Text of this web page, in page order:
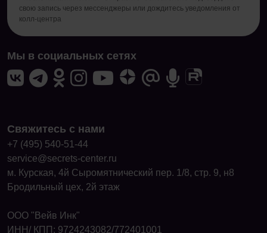
свою запись через мессенджеры или дождитесь уведомления от
колл-центра
Мы в социальных сетях
Свяжитесь с нами
+7 (495) 540-51-44
service@secrets-center.ru
м. Курская, 4й Сыромятнический пер. 1/8, стр. 9, н8
Бродильный цех, 2й этаж
ООО "Вейв Инк"
ИНН/ КПП: 9724243082/772401001